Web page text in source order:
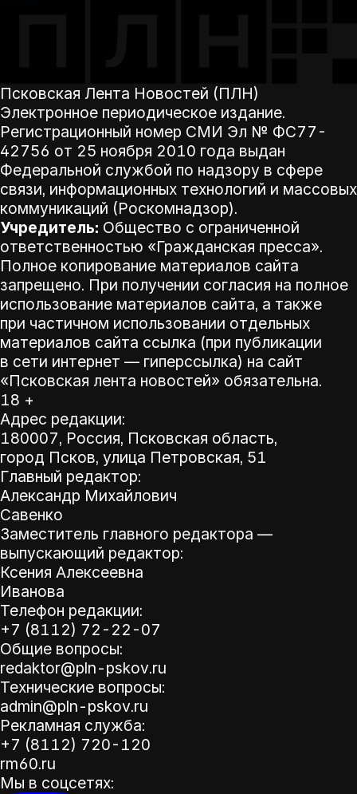
Псковская Лента Новостей (ПЛН)
Электронное периодическое издание.
Регистрационный номер СМИ Эл № ФС77-
42756 от 25 ноября 2010 года выдан
Федеральной службой по надзору в сфере
связи, информационных технологий и массовых
коммуникаций (Роскомнадзор).
Учредитель: Общество с ограниченной
ответственностью «Гражданская пресса».
Полное копирование материалов сайта
запрещено. При получении согласия на полное
использование материалов сайта, а также
при частичном использовании отдельных
материалов сайта ссылка (при публикации
в сети интернет — гиперссылка) на сайт
«Псковская лента новостей» обязательна.
18 +
Адрес редакции:
180007, Россия, Псковская область,
город Псков, улица Петровская, 51
Главный редактор:
Александр Михайлович
Савенко
Заместитель главного редактора —
выпускающий редактор:
Ксения Алексеевна
Иванова
Телефон редакции:
+7 (8112) 72-22-07
Общие вопросы:
redaktor@pln-pskov.ru
Технические вопросы:
admin@pln-pskov.ru
Рекламная служба:
+7 (8112) 720-120
rm60.ru
Мы в соцсетях: